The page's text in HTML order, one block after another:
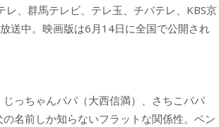
レ、群馬テレビ、テレ玉、チバテレ、KBS京
送中。映画版は6月14日に全国で公開され
っちゃんパパ（大西信満）、さちこパパ
名前しか知らないフラットな関係性。ベン